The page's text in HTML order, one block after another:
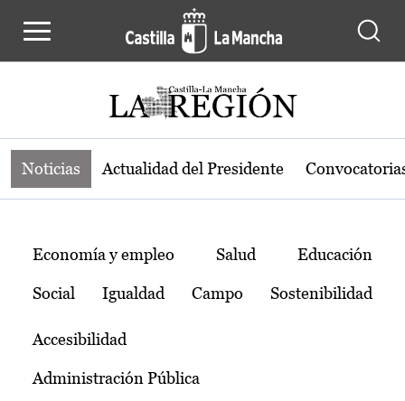
Noticias de la región de Castilla-La
Noticias Actualidad del Presidente
Temas
Economía y empleo Salud Educación
Social Igualdad Campo Sostenibilidad
Accesibilidad
Administración Pública